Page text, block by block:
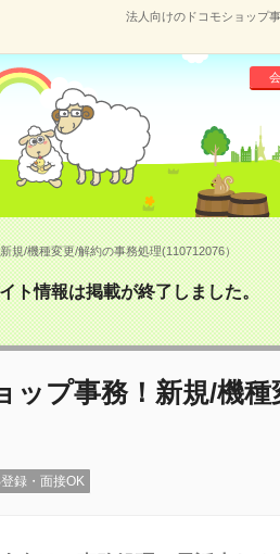
法人向けのドコモショップ
規/機種変更/解約の事務処理(110712076）
ト情報は掲載が終了しました。
ップ事務！新規/機種
録・面接OK